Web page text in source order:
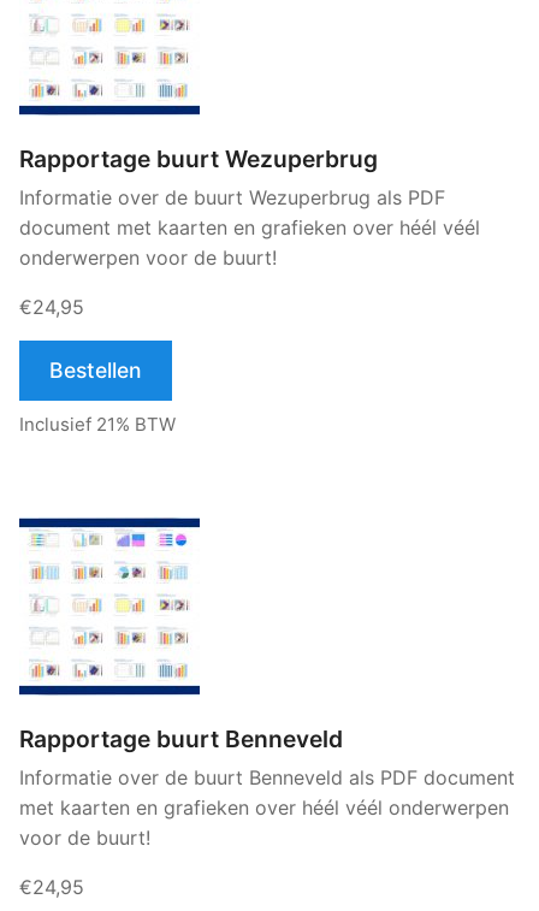
Rapportage buurt Wezuperbrug
Informatie over de buurt Wezuperbrug als PDF
document met kaarten en grafieken over héél véél
onderwerpen voor de buurt!
€24,95
Bestellen
Inclusief 21% BTW
Rapportage buurt Benneveld
Informatie over de buurt Benneveld als PDF document
met kaarten en grafieken over héél véél onderwerpen
voor de buurt!
€24,95